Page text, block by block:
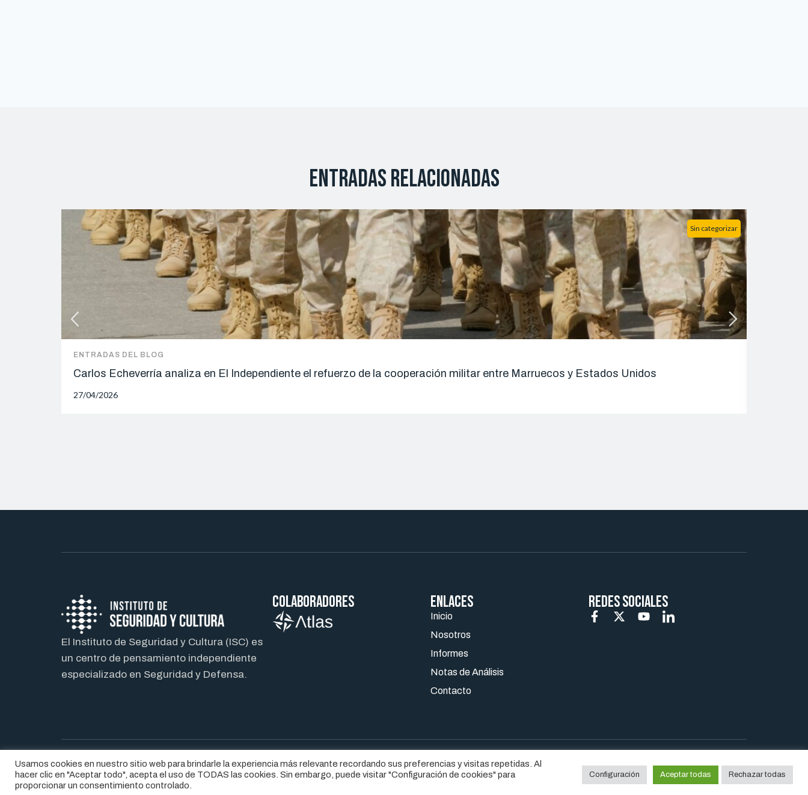
Entradas relacionadas
Sin categorizar
ENTRADAS DEL BLOG
Carlos Echeverría analiza en El Independiente el refuerzo de la cooperación militar entre Marruecos y Estados Unidos
27/04/2026
El Instituto de Seguridad y Cultura (ISC) es
un centro de pensamiento independiente
especializado en Seguridad y Defensa.
Colaboradores ENLACES
Inicio
Nosotros
Informes
Notas de Análisis
Contacto
REDES SOCIALES
® 2026. INSTITUTO DE SEGURIDAD Y CULTURA AVISO LEGAL POLÍTICA DE COOKIES
Usamos cookies en nuestro sitio web para brindarle la experiencia más relevante recordando sus preferencias y visitas repetidas. Al
hacer clic en "Aceptar todo", acepta el uso de TODAS las cookies. Sin embargo, puede visitar "Configuración de cookies" para
proporcionar un consentimiento controlado.
Configuración Aceptar todas Rechazar todas